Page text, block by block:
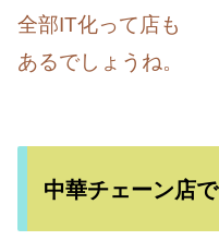
全部IT化って店も
あるでしょうね。
中華チェーン店で